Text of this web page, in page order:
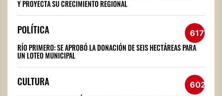
Y PROYECTA SU CRECIMIENTO REGIONAL
POLÍTICA 617
RÍO PRIMERO: SE APROBÓ LA DONACIÓN DE SEIS HECTÁREAS PARA
UN LOTEO MUNICIPAL
CULTURA 602